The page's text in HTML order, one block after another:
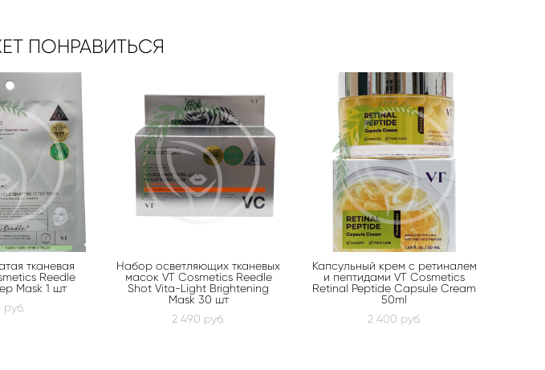
ПОНРАВИТЬСЯ
тканевая
Reedle
Mask 1 шт
Набор осветляющих тканевых
масок VT Cosmetics Reedle
Shot Vita-Light Brightening
Mask 30 шт
2 490 pуб.
Капсульный крем с ретиналем
и пептидами VT Cosmetics
Retinal Peptide Capsule Cream
50ml
2 400 pуб.